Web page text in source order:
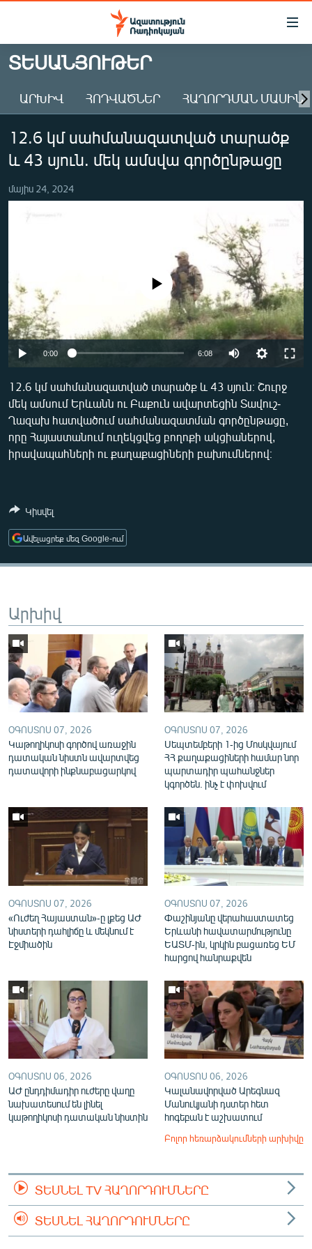
Մատչելիության
Անցնել
հիմնական
Անցնել
հիմնական
մենյուին
Որոնում
ԱԶԱՏՈՒԹՅՈՒՆ TV
ՀԱՅԱՍՏԱՆ
ԸՆՏՐՈՒԹՅՈՒՆՆԵՐ 2026
ԻՐԱՎՈՒՆՔ
ՀԱՍԱՐԱԿՈՒԹՅՈՒՆ
ՏԱՐԱԾԱՇՐՋԱՆ
ՄԻՋԱԶԳԱՅԻՆ
ՄՇԱԿՈՒՅԹ
ՄԵԿՆԱԲԱՆՈՒԹՅՈՒՆ
ՏՏ ԵՒ ԻՆՏԵՐՆԵՏ
ԿՈՐՈՆԱՎԻՐՈՒՍ
ՁԳՏԵԼՈՎ ԼԱՎԱԳՈՒՅՆԻՆ
Հայերեն
English
Русский
ՀԵՏԵՎԵՔ ՄԵԶ
«Ազատության» բոլոր կայքերը
ՏԵՍԱՆՅՈՒԹԵՐ
ԱՐԽԻՎ ՀՈԴՎԱԾՆԵՐ ՀԱՂՈՐԴՄԱՆ ՄԱՍԻՆ
12.6 կմ սահմանազատված տարածք
և 43 սյուն. մեկ ամսվա գործընթացը
մայիս 24, 2024
Auto 240p 360p 480p
No media source currently available
0:00 6:08
360p
480p
720p
12.6 կմ սահմանազատված տարածք և 43 սյուն։ Շուրջ
մեկ ամսում Երևանն ու Բաքուն ավարտեցին Տավուշ-
Ղազախ հատվածում սահմանազատման գործընթացը,
որը Հայաստանում ուղեկցվեց բողոքի ակցիաներով,
իրավապահների ու քաղաքացիների բախումներով։
Կիսվել
Ավելացրեք մեզ Google-ում
Արխիվ
ՕԳՈՍՏՈՍ 07, 2026
Կաթողիկոսի գործով առաջին
դատական նիստն ավարտվեց
դատավորի ինքնաբացարկով
ՕԳՈՍՏՈՍ 07, 2026
Սեպտեմբերի 1-ից Մոսկվայում
ՀՀ քաղաքացիների համար նոր
պարտադիր պահանջներ
կգործեն. ինչ է փոխվում
ՕԳՈՍՏՈՍ 07, 2026
«Ուժեղ Հայաստան»-ը լքեց ԱԺ
նիստերի դահլիճը և մեկնում է
Էջմիածին
ՕԳՈՍՏՈՍ 07, 2026
Փաշինյանը վերահաստատեց
Երևանի հավատարմությունը
ԵԱՏՄ-ին, կրկին բացառեց ԵՄ
հարցով հանրաքվեն
ՕԳՈՍՏՈՍ 06, 2026
ԱԺ ընդդիմադիր ուժերը վաղը
նախատեսում են լինել
կաթողիկոսի դատական նիստին
ՕԳՈՍՏՈՍ 06, 2026
Կալանավորված Արեգնազ
Մանուկյանի դստեր հետ
հոգեբան է աշխատում
Բոլոր հեռարձակումների արխիվը
ՏԵՍՆԵԼ TV ՀԱՂՈՐԴՈՒՄՆԵՐԸ
ՏԵՍՆԵԼ ՀԱՂՈՐԴՈՒՄՆԵՐԸ